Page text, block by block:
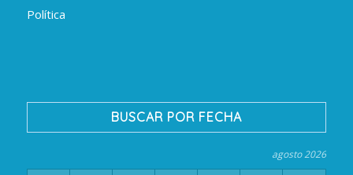
Política
BUSCAR POR FECHA
agosto 2026